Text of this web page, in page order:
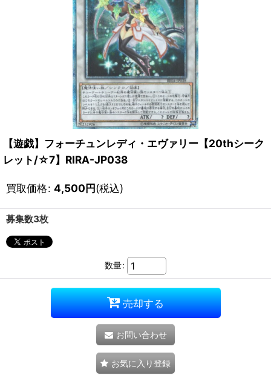
【遊戯】フォーチュンレディ・エヴァリー【20thシーク
レット/☆7】RIRA-JP038
買取価格: 4,500円(税込)
募集数3枚
数量:
売却する
お問い合わせ
お気に入り登録